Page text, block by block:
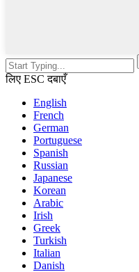
लिए ESC दबाएँ
English
French
German
Portuguese
Spanish
Russian
Japanese
Korean
Arabic
Irish
Greek
Turkish
Italian
Danish